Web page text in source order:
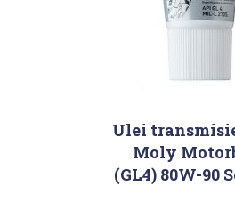
Ulei
Moly
(GL4) 80W-90